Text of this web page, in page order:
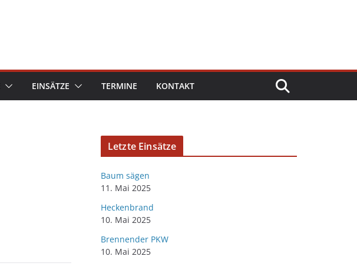
EINSÄTZE TERMINE KONTAKT
Letzte Einsätze
Baum sägen
11. Mai 2025
Heckenbrand
10. Mai 2025
Brennender PKW
10. Mai 2025